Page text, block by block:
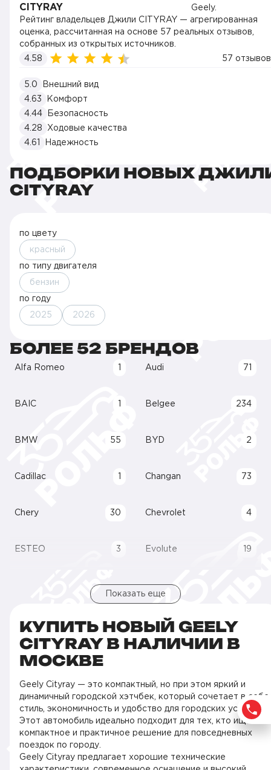
CITYRAY
Рейтинг владельцев Джили CITYRAY — агрегированная
оценка, рассчитанная на основе 57 реальных отзывов,
собранных из открытых источников.
4.58
57 отзывов
5.0
Внешний вид
4.63
Комфорт
4.44
Безопасность
4.28
Ходовые качества
4.61
Надежность
ПОДБОРКИ НОВЫХ
CITYRAY
по цвету
красный
по типу двигателя
бензин
по году
2025 2026
БОЛЕЕ 52 БРЕНДОВ
Alfa Romeo Audi 71
BAIC Belgee 234
BMW 55 BYD 2
Cadillac Changan 73
Chery 30 Chevrolet 4
ESTEO 3 Evolute 19
Показать еще
КУПИТЬ НОВЫЙ GEELY
CITYRAY В НАЛИЧИИ В
МОСКВЕ
Geely Cityray — это компактный, но при этом яркий и
динамичный городской хэтчбек, который сочетает в себе
стиль, экономичность и удобство для городских условий.
Этот автомобиль идеально подходит для тех, кто ищет
компактное и практичное решение для повседневных
поездок по городу.
Geely Cityray предлагает хорошие технические